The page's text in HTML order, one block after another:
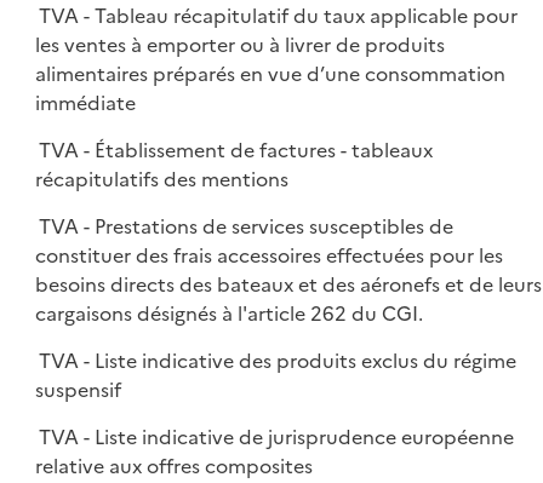
TVA - Tableau récapitulatif du taux applicable pour
les ventes à emporter ou à livrer de produits
alimentaires préparés en vue d’une consommation
immédiate
TVA - Établissement de factures - tableaux
récapitulatifs des mentions
TVA - Prestations de services susceptibles de
constituer des frais accessoires effectuées pour les
besoins directs des bateaux et des aéronefs et de leurs
cargaisons désignés à l'article 262 du CGI.
TVA - Liste indicative des produits exclus du régime
suspensif
TVA - Liste indicative de jurisprudence européenne
relative aux offres composites